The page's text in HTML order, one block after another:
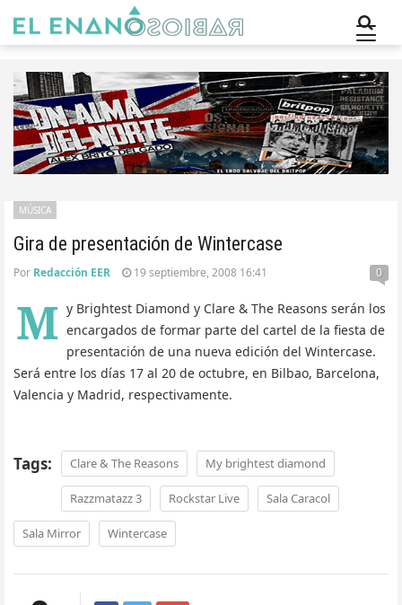
Gira de presentación de Wintercase
MÚSICA
Por Redacción EER 19 septiembre, 2008 16:41 0
M y Brightest Diamond y Clare & The Reasons serán los
encargados de formar parte del cartel de la fiesta de
presentación de una nueva edición del Wintercase.
Será entre los días 17 al 20 de octubre, en Bilbao, Barcelona,
Valencia y Madrid, respectivamente.
Tags: Clare & The Reasons My brightest diamond
Razzmatazz 3 Rockstar Live Sala Caracol
Sala Mirror Wintercase